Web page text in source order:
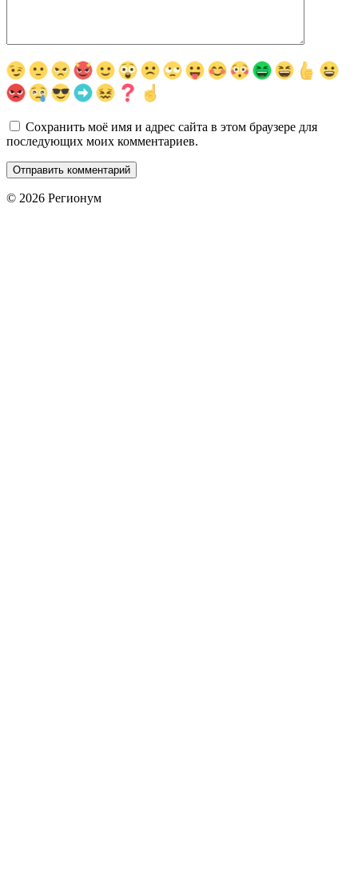
Сохранить моё имя и адрес сайта в этом браузере для
последующих моих комментариев.
© 2026 Регионум